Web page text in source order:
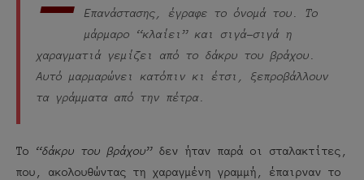
Επανάστασης, έγραφε το όνομά του. Το
μάρμαρο “κλαίει” και σιγά-σιγά η
χαραγματιά γεμίζει από το δάκρυ του βράχου.
Αυτό μαρμαρώνει κατόπιν κι έτσι, ξεπροβάλλουν
τα γράμματα από την πέτρα.
Το “δάκρυ του βράχου” δεν ήταν παρά οι σταλακτίτες,
που, ακολουθώντας τη χαραγμένη γραμμή, έπαιρναν το